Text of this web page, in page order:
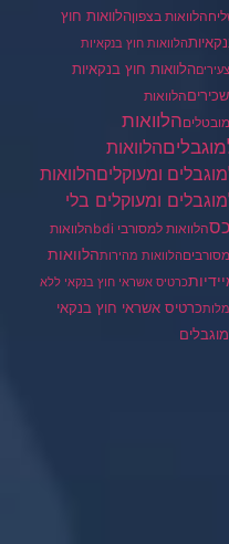
הלוואות בצפוןהלוואות חוץ
הלוואות חוץ בנקאיות
הלוואות חוץ בנקאיות
הלוואות
הלוואות
הלוואות
ומעוקליםהלוואות
ומעוקלים בלי
הלוואות למסורבי bdi
הלוואות
הלוואות מהירותהלוואות
כרטיס אשראי חוץ בנקאי ללא
כרטיס אשראי חוץ בנקאי